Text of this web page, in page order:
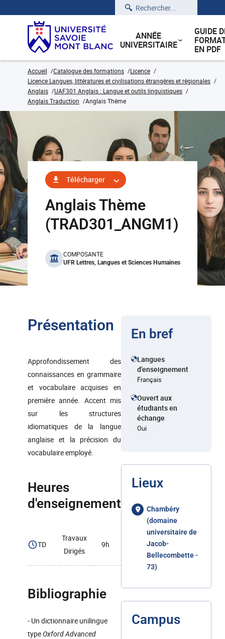
Rechercher
ANNÉE
UNIVERSITAIRE
GUIDE
EN PDF
Accueil Catalogue des formations
Licence
Licence Langues, littératures et civilisations étrangères et régionales
Anglais
UAF301 Anglais : Langue et outils linguistiques
Anglais Traduction
Anglais Thème
Télécharger
Anglais Thème
(TRAD301_ANGM1)
benefits
COMPOSANTE
UFR Lettres, Langues et Sciences Humaines
Présentation
Approfondissement des
connaissances en grammaire
et vocabulaire acquises en
première année. Accent mis
sur les structures
idiomatiques de la langue
anglaise et la précision du
vocabulaire employé.
Heures
d'enseignement
TD
Travaux
Dirigés
9h
Bibliographie
- Un dictionnaire unilingue
typeOxford Advanced
En bref
Langues
d'enseignement
Français
Ouvert aux
étudiants en
échange
Oui
Lieux
Chambéry
(domaine
universitaire de
Jacob-
Bellecombette -
73)
Campus